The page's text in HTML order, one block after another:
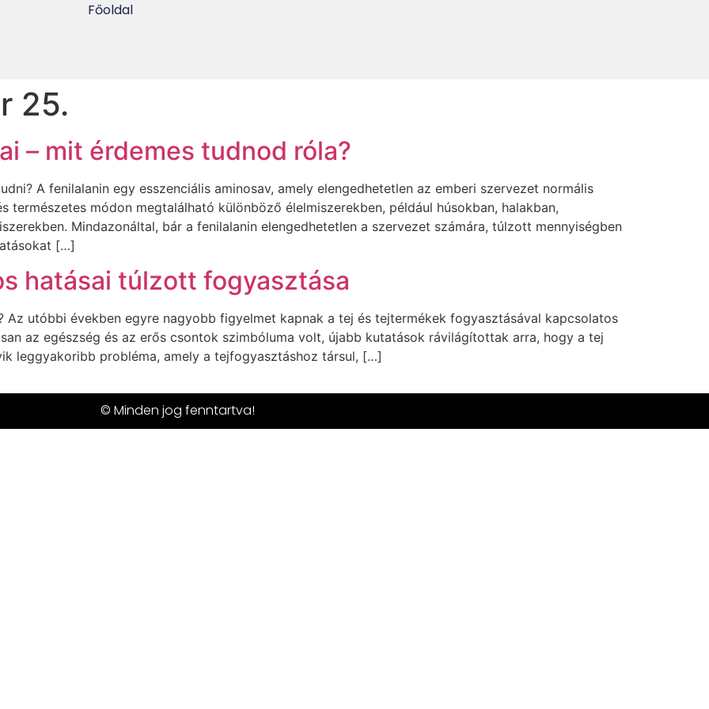
Főoldal
25.
– mit érdemes tudnod róla?
A fenilalanin egy esszenciális aminosav, amely elengedhetetlen az emberi szervezet normális
természetes módon megtalálható különböző élelmiszerekben, például húsokban, halakban,
Mindazonáltal, bár a fenilalanin elengedhetetlen a szervezet számára, túlzott mennyiségben
[…]
hatásai túlzott fogyasztása
Az utóbbi években egyre nagyobb figyelmet kapnak a tej és tejtermékek fogyasztásával kapcsolatos
az egészség és az erős csontok szimbóluma volt, újabb kutatások rávilágítottak arra, hogy a tej
leggyakoribb probléma, amely a tejfogyasztáshoz társul, […]
© Minden jog fenntartva!